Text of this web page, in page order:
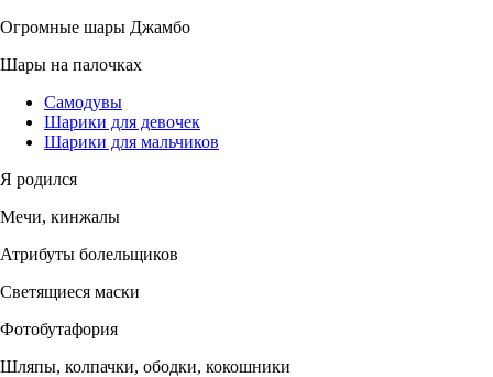
Огромные шары Джамбо
Шары на палочках
Самодувы
Шарики для девочек
Шарики для мальчиков
Я родился
Мечи, кинжалы
Атрибуты болельщиков
Светящиеся маски
Фотобутафория
Шляпы, колпачки, ободки, кокошники